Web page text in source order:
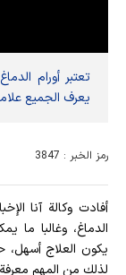
تعتبر أورام
يعرف الجميع
رمز الخبر : 3847
أفادت وکالة آنا
الدماغ، وغالبا ما
يكون العلاج
لذلك من المهم معرفة